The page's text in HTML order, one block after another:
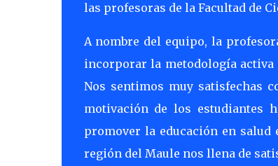
las profesoras de la Facultad de
A nombre del equipo, la
incorporar la metodología activa
Nos sentimos muy satisfechas
motivación de los estudiantes
promover la educación en
región del Maule nos llena de